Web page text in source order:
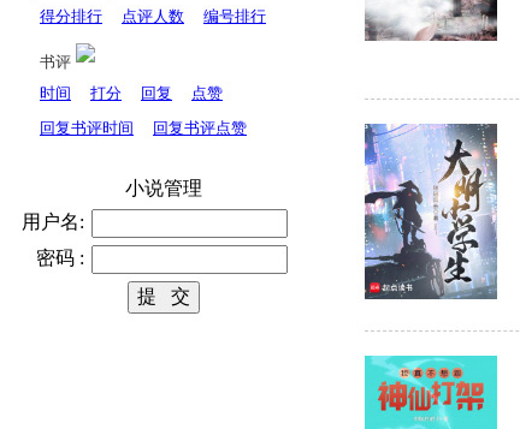
得分排行
点评人数 编号排行
书评
时间
打分 回复
点赞
回复书评时间
回复书评点赞
小说管理
用户名:
密码 :